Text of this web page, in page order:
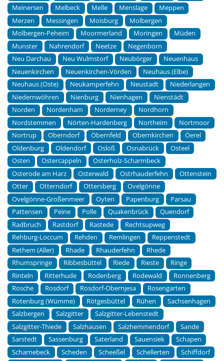
Meinersen
Melbeck Melle Menslage
Meppen
Merzen
Messingen Moisburg
Molbergen
Molbergen-Peheim
Moormerland Moringen
Müden
Munster
Nahrendorf Neetze
Negenborn
Neu Darchau
Neu Wulmstorf Neubörger
Neuenhaus
Neuenkirchen
Neuenkirchen-Vörden
Neuhaus (Elbe)
Neuhaus (Oste)
Neukamperfehn Neustadt
Niederlangen
Niedernwöhren
Nienburg Nienhagen
Nienstädt
Norden
Nordenham Norderney
Nordhorn
Nordstemmen
Nörten-Hardenberg Northeim
Nortmoor
Nortrup
Oberndorf Obernfeld Obernkirchen
Oerel
Oldenburg
Oldendorf Osloß Osnabrück
Osteel
Osten
Ostercappeln
Osterholz-Scharmbeck
Osterode am Harz
Osterwald Ostrhauderfehn
Ottenstein
Otter
Otterndorf Ottersberg
Ovelgönne
Ovelgönne-Großenmeer
Oyten Papenburg
Parsau
Pattensen
Peine Polle Quakenbrück
Quendorf
Radbruch
Rastdorf Rastede
Rechtsupweg
Rehburg-Loccum
Rehden Remlingen
Reppenstedt
Rethem (Aller)
Rhade Rhauderfehn
Rhede
Rhumspringe
Ribbesbüttel Riede Rieste
Ringe
Rinteln
Ritterhude Rodenberg Rodewald
Ronnenberg
Rosche
Rosdorf Rosdorf-Obernjesa
Rosengarten
Rotenburg (Wümme)
Rötgesbüttel Rühen
Sachsenhagen
Salzbergen
Salzgitter
Salzgitter-Lebenstedt
Salzgitter-Thiede
Salzhausen Salzhemmendorf
Sande
Sarstedt
Sassenburg Saterland Sauensiek
Schapen
Scharnebeck
Scheden Scheeßel Schellerten
Schiffdorf